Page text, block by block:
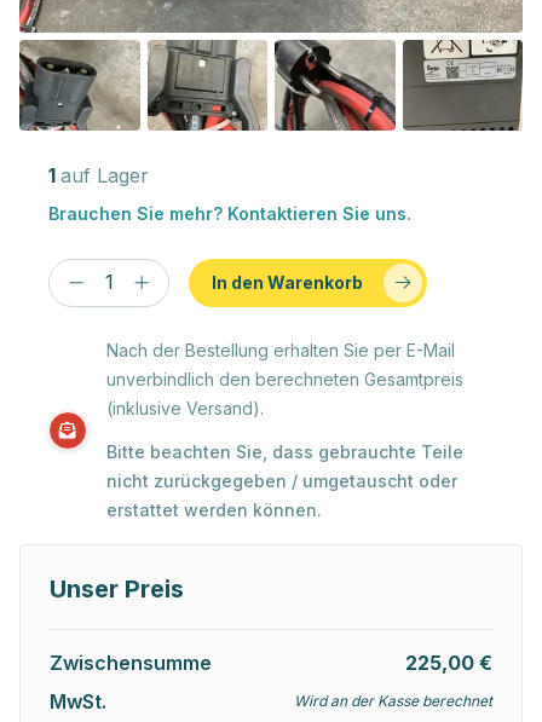
1 auf Lager
Brauchen Sie mehr? Kontaktieren Sie uns.
In den Warenkorb
Nach der Bestellung erhalten Sie per E-Mail
unverbindlich den berechneten Gesamtpreis
(inklusive Versand).
Bitte beachten Sie, dass gebrauchte Teile
nicht zurückgegeben / umgetauscht oder
erstattet werden können.
Unser Preis
Zwischensumme
225,00 €
MwSt.
Wird an der Kasse berechnet